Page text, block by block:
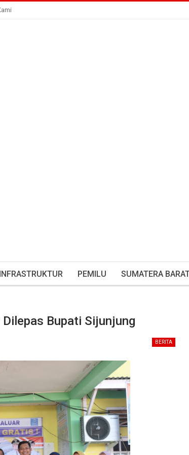
INFRASTRUKTUR PEMILU SUMATERA
Bupati Sijunjung
BERITA